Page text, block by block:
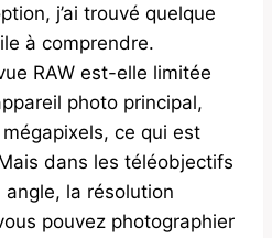
j’ai trouvé quelque
à comprendre.
RAW est-elle limitée
photo principal,
ce qui est
dans les téléobjectifs
la résolution
pouvez photographier